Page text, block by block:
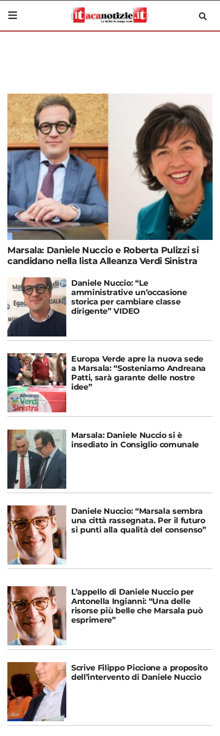
Marsala: Daniele Nuccio e Roberta Pulizzi si
candidano nella lista Alleanza Verdi Sinistra
Daniele Nuccio: “Le
amministrative un’occasione
storica per cambiare classe
dirigente” VIDEO
Europa Verde apre la nuova sede
a Marsala: “Sosteniamo Andreana
Patti, sarà garante delle nostre
idee”
Marsala: Daniele Nuccio si è
insediato in Consiglio comunale
Daniele Nuccio: “Marsala sembra
una città rassegnata. Per il futuro
si punti alla qualità del consenso”
L’appello di Daniele Nuccio per
Antonella Ingianni: “Una delle
risorse più belle che Marsala può
esprimere”
Scrive Filippo Piccione a proposito
dell’intervento di Daniele Nuccio